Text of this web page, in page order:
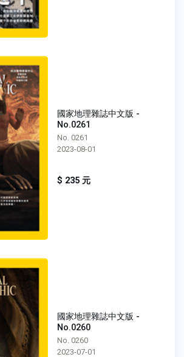
國家地理雜誌中文版 -
No.0261
No. 0261
2023-08-01
$ 235 元
國家地理雜誌中文版 -
No.0260
No. 0260
2023-07-01